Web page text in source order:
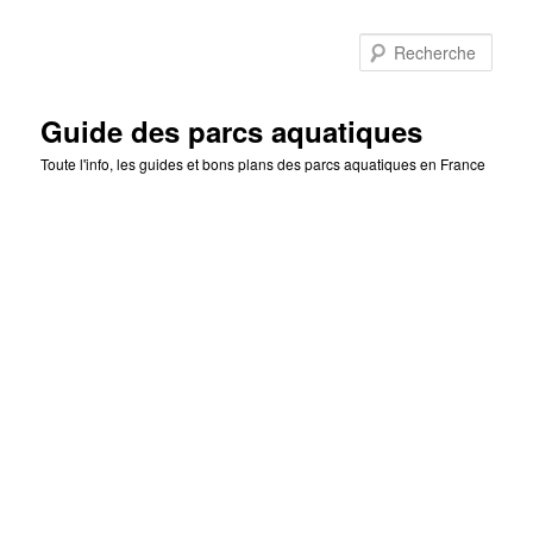
Guide des parcs aquatiques
Toute l'info, les guides et bons plans des parcs aquatiques en France